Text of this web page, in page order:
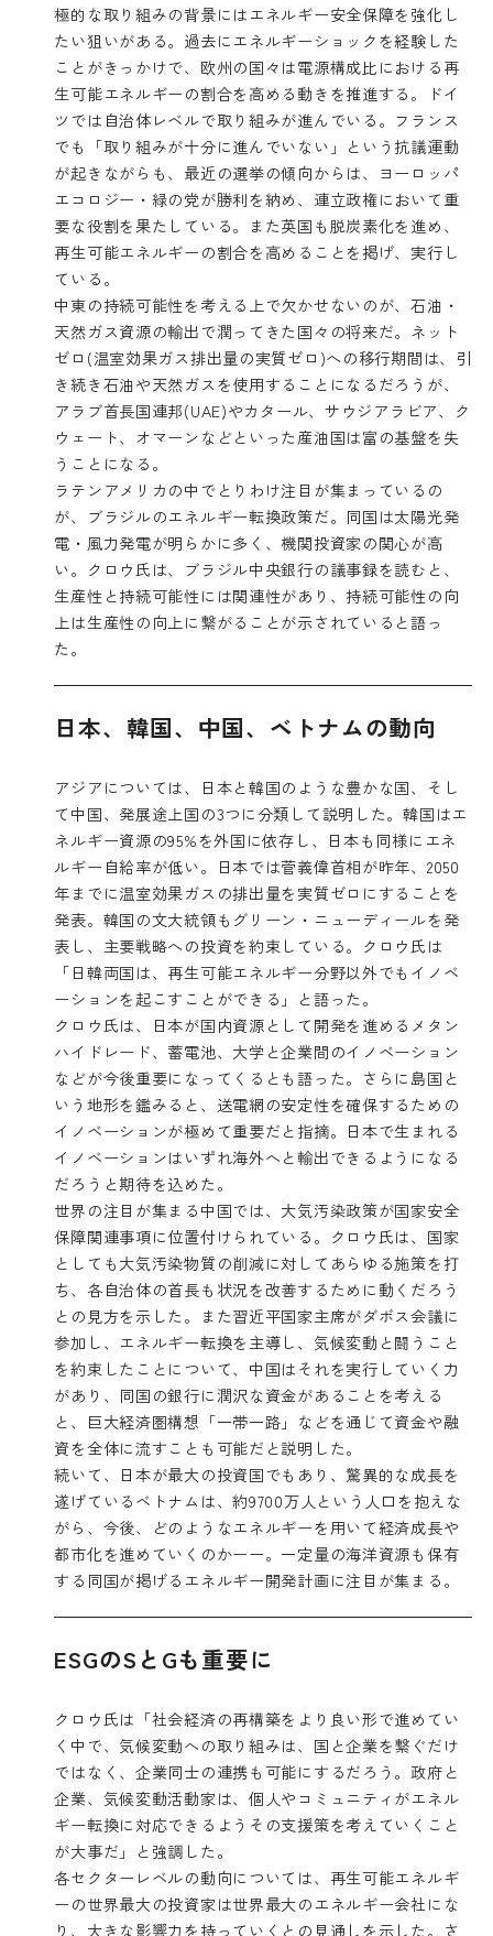
極的な取り組みの背景にはエネルギー安全保障を強化し
たい狙いがある。過去にエネルギーショックを経験した
ことがきっかけで、欧州の国々は電源構成比における再
生可能エネルギーの割合を高める動きを推進する。ドイ
ツでは自治体レベルで取り組みが進んでいる。フランス
でも「取り組みが十分に進んでいない」という抗議運動
が起きながらも、最近の選挙の傾向からは、ヨーロッパ
エコロジー・緑の党が勝利を納め、連立政権において重
要な役割を果たしている。また英国も脱炭素化を進め、
再生可能エネルギーの割合を高めることを掲げ、実行し
ている。
中東の持続可能性を考える上で欠かせないのが、石油・
天然ガス資源の輸出で潤ってきた国々の将来だ。ネット
ゼロ(温室効果ガス排出量の実質ゼロ)への移行期間は、引
き続き石油や天然ガスを使用することになるだろうが、
アラブ首長国連邦(UAE)やカタール、サウジアラビア、ク
ウェート、オマーンなどといった産油国は富の基盤を失
うことになる。
ラテンアメリカの中でとりわけ注目が集まっているの
が、ブラジルのエネルギー転換政策だ。同国は太陽光発
電・風力発電が明らかに多く、機関投資家の関心が高
い。クロウ氏は、ブラジル中央銀行の議事録を読むと、
生産性と持続可能性には関連性があり、持続可能性の向
上は生産性の向上に繋がることが示されていると語っ
た。
日本、韓国、中国、ベトナムの動向
アジアについては、日本と韓国のような豊かな国、そし
て中国、発展途上国の3つに分類して説明した。韓国はエ
ネルギー資源の95%を外国に依存し、日本も同様にエネ
ルギー自給率が低い。日本では菅義偉首相が昨年、2050
年までに温室効果ガスの排出量を実質ゼロにすることを
発表。韓国の文大統領もグリーン・ニューディールを発
表し、主要戦略への投資を約束している。クロウ氏は
「日韓両国は、再生可能エネルギー分野以外でもイノベ
ーションを起こすことができる」と語った。
クロウ氏は、日本が国内資源として開発を進めるメタン
ハイドレード、蓄電池、大学と企業間のイノベーション
などが今後重要になってくるとも語った。さらに島国と
いう地形を鑑みると、送電網の安定性を確保するための
イノベーションが極めて重要だと指摘。日本で生まれる
イノベーションはいずれ海外へと輸出できるようになる
だろうと期待を込めた。
世界の注目が集まる中国では、大気汚染政策が国家安全
保障関連事項に位置付けられている。クロウ氏は、国家
としても大気汚染物質の削減に対してあらゆる施策を打
ち、各自治体の首長も状況を改善するために動くだろう
との見方を示した。また習近平国家主席がダボス会議に
参加し、エネルギー転換を主導し、気候変動と闘うこと
を約束したことについて、中国はそれを実行していく力
があり、同国の銀行に潤沢な資金があることを考える
と、巨大経済圏構想「一帯一路」などを通じて資金や融
資を全体に流すことも可能だと説明した。
続いて、日本が最大の投資国でもあり、驚異的な成長を
遂げているベトナムは、約9700万人という人口を抱えな
がら、今後、どのようなエネルギーを用いて経済成長や
都市化を進めていくのかーー。一定量の海洋資源も保有
する同国が掲げるエネルギー開発計画に注目が集まる。
ESGのSとGも重要に
クロウ氏は「社会経済の再構築をより良い形で進めてい
く中で、気候変動への取り組みは、国と企業を繋ぐだけ
ではなく、企業同士の連携も可能にするだろう。政府と
企業、気候変動活動家は、個人やコミュニティがエネル
ギー転換に対応できるようその支援策を考えていくこと
が大事だ」と強調した。
各セクターレベルの動向については、再生可能エネルギ
ーの世界最大の投資家は世界最大のエネルギー会社にな
り、大きな影響力を持っていくとの見通しを示した。さ